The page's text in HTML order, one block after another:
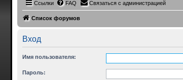
Ссылки FAQ Связаться с администрацией
Список форумов
Вход
Имя пользователя:
Пароль: